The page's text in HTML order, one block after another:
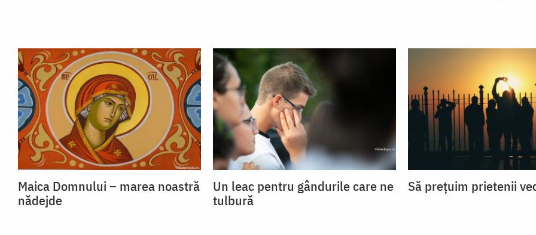
Maica Domnului – marea noastră
nădejde
Un leac pentru gândurile care ne
tulbură
Să prețuim prietenii